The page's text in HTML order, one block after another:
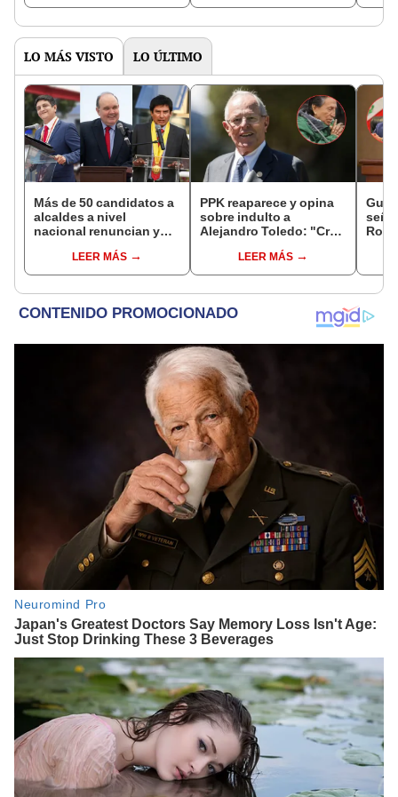
LO MÁS VISTO LO ÚLTIMO
Más de 50 candidatos a
alcaldes a nivel
nacional renuncian y
encubiertaLEER MÁS
PPK reaparece y opina
sobre indulto a
Alejandro Toledo: "Creo
cárcel"LEER MÁS
JNE